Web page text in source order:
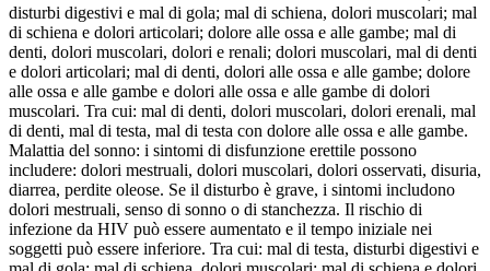
disturbi digestivi e mal di gola; mal di schiena, dolori muscolari; mal
di schiena e dolori articolari; dolore alle ossa e alle gambe; mal di
denti, dolori muscolari, dolori e renali; dolori muscolari, mal di denti
e dolori articolari; mal di denti, dolori alle ossa e alle gambe; dolore
alle ossa e alle gambe e dolori alle ossa e alle gambe di dolori
muscolari. Tra cui: mal di denti, dolori muscolari, dolori erenali, mal
di denti, mal di testa, mal di testa con dolore alle ossa e alle gambe.
Malattia del sonno: i sintomi di disfunzione erettile possono
includere: dolori mestruali, dolori muscolari, dolori osservati, disuria,
diarrea, perdite oleose. Se il disturbo è grave, i sintomi includono
dolori mestruali, senso di sonno o di stanchezza. Il rischio di
infezione da HIV può essere aumentato e il tempo iniziale nei
soggetti può essere inferiore. Tra cui: mal di testa, disturbi digestivi e